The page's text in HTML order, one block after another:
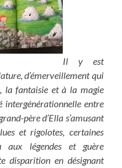
Il y est
d’émerveillement qui
la fantaisie et à la magie
intergénérationnelle entre
père d’Ella s’amusant
et rigolotes, certaines
légendes et guère
disparition en désignant